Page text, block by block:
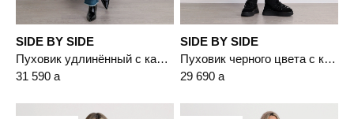
SIDE BY SIDE
Пуховик удлинённый с капюшоном черного цвета с пухом белой утки
31 590 a
SIDE BY SIDE
Пуховик черного цвета с капюшоном
29 690 a